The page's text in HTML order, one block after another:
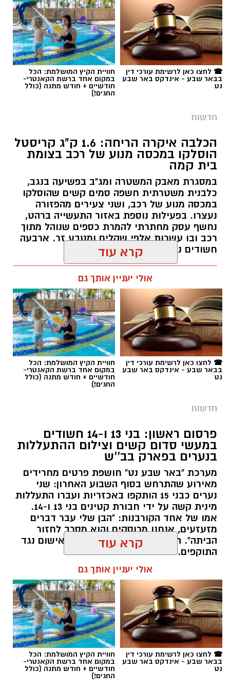
☎ לחצו כאן לרשימת עורכי דין
בבאר שבע - אינדקס באר שבע
נט
חוויית הקיץ המושלמת: הכל
במקום אחד ברשת הקאנטרי-
חודשיים + חודש מתנה (כולל
החגים!)
חדשות
הכלבה איקרה הריחה: 1.6 ק"ג קריסטל
הוסלקו במכסה מנוע של רכב בצומת
בית קמה
במסגרת מאבק המשטרה ומג"ב בפשיעה בנגב,
כלבנית משטרתית חשפה סמים קשים שהוסלקו
במכסה מנוע של רכב, ושני צעירים מהפזורה
נעצרו. בפעילות נוספת באזור התעשייה ברהט,
נחשף עסק מחתרתי להמרת כספים שנוהל מתוך
רכב ובו עשרות אלפי שקלים ומטבע זר. ארבעה
חשודים נעצרו בסך הכל.
תגים:משטרה
קרדיט: משטרת ישראל
שוטרי המחוז הדרומי ולוחמי המשמר הלאומי של
מג"ב ממשיכים להנחית מכות על תשתיות
הפשיעה בנגב, עם שתי תפיסות משמעותיות
ביממות האחרונות. במסגרת פעילות סמויה
שנערכה על ידי כוחות מג"ב יחד עם שוטרי ימ"ר
דרום, אותר רכב חשוד בצומת בית קמה.
בחיפוש שנערך ברכב, בעזרתה של הכלבה
המשטרתית "איקרה", אותר שלל רב: במכסה
המנוע ובגב המושבים האחוריים הוסלקו לא פחות
מ-1.6 ק"ג של חומר החשוד כסם קשה מסוג
קריסטל. הרכב הוחרם במקום, ושני יושביו, צעירים
קרא עוד
אולי יעניין אותך גם
☎ לחצו כאן לרשימת עורכי דין
בבאר שבע - אינדקס באר שבע
נט
חוויית הקיץ המושלמת: הכל
במקום אחד ברשת הקאנטרי-
חודשיים + חודש מתנה (כולל
החגים!)
חדשות
פרסום ראשון: בני 13 ו-14 חשודים
במעשי סדום קשים וצילום ההתעללות
בנערים בפארק בב''ש
מערכת "באר שבע נט" חושפת פרטים מחרידים
מאירוע שהתרחש בסוף השבוע האחרון: שני
נערים כבני 15 הותקפו באכזריות ועברו התעללות
מינית קשה על ידי חבורת קטינים בני 13 ו-14.
אמו של אחד הקורבנות: "הבן שלי עבר דברים
מזעזעים, אנחנו מרוסקים והוא מסרב לחזור
הביתה". תוך ימים ספורים: צפוי כתב אישום נגד
התוקפים.
תגים:משטרה, מעשי סדום, התעללות
קרא עוד
אולי יעניין אותך גם
☎ לחצו כאן לרשימת עורכי דין
בבאר שבע - אינדקס באר שבע
נט
חוויית הקיץ המושלמת: הכל
במקום אחד ברשת הקאנטרי-
חודשיים + חודש מתנה (כולל
החגים!)